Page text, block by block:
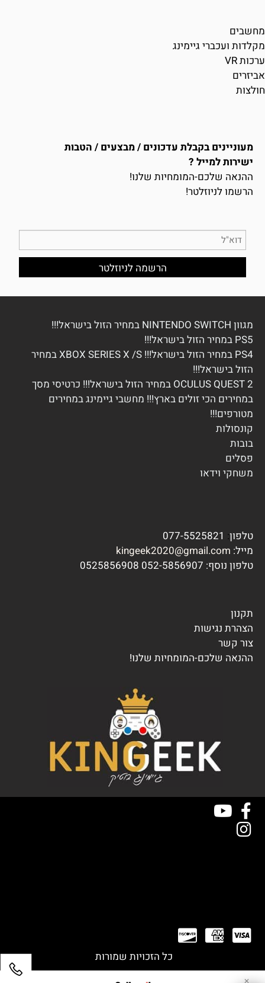
מחשבים
מקלדות ועכברי גיימינג
ערכות VR
אביזרים
חולצות
מעוניינים בקבלת עדכונים / מבצעים / הטבות
ישירות למייל ?
ההנאה שלכם-המומחיות שלנו!
הרשמו לניוזלטר!
מגוון NINTENDO SWITCH במחיר הזול בישראל!!!
PS5 במחיר הזול בישראל!!!
PS4 במחיר הזול בישראל!!! XBOX SERIES X /S במחיר
הזול בישראל!!!
OCULUS QUEST 2 במחיר הזול בישראל!!! כרטיסי מסך
במחירים הכי זולים בארץ!!! מחשבי גיימינג במחירים
מטורפים!!!
קונסולות
בובות
פסלים
משחקי וידאו
טלפון:
077-5525821
מייל: kingeek2020@gmail.com
טלפון נוסף:
052-5856907 0525856908
תקנון
הצהרת נגישות
צור קשר
ההנאה שלכם-המומחיות שלנו!
כל הזכויות שמורות
✕